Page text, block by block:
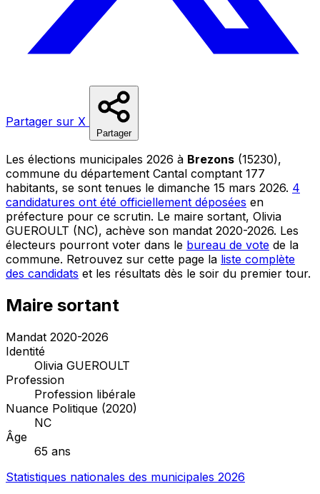
Partager sur X
Partager
Les élections municipales 2026 à Brezons (15230),
commune du département Cantal comptant 177
habitants, se sont tenues le dimanche 15 mars 2026. 4
candidatures ont été officiellement déposées en
préfecture pour ce scrutin. Le maire sortant, Olivia
GUEROULT (NC), achève son mandat 2020-2026. Les
électeurs pourront voter dans le bureau de vote de la
commune. Retrouvez sur cette page la liste complète
des candidats et les résultats dès le soir du premier tour.
Maire sortant
Mandat 2020-2026
Identité
Olivia GUEROULT
Profession
Profession libérale
Nuance Politique (2020)
NC
Âge
65 ans
Statistiques nationales des municipales 2026